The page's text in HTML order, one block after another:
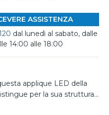
ASSISTENZA
dal lunedì al sabato, dalle
14:00 alle 18:00
applique LED della
per la sua struttura
in color sabbia, una